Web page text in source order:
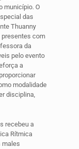
município. O
das
Thuanny
presentes com
da
pelo evento
a
modalidade
disciplina,
recebeu a
Rítmica
males